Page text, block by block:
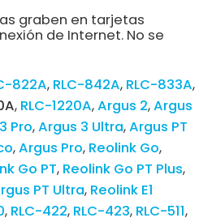
graben en tarjetas
de Internet. No se
822A RLC-842A RLC-833A
RLC-1220A Argus 2 Argus
Pro Argus 3 Ultra Argus PT
Argus Pro Reolink Go
Go PT Reolink Go PT Plus
PT Ultra Reolink E1
RLC-422 RLC-423 RLC-511